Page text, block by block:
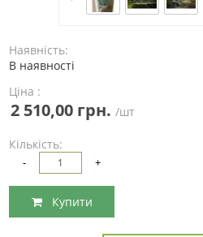
Наявність:
В наявності
Ціна :
2 510,00 грн. /шт
Кількість:
- +
Купити